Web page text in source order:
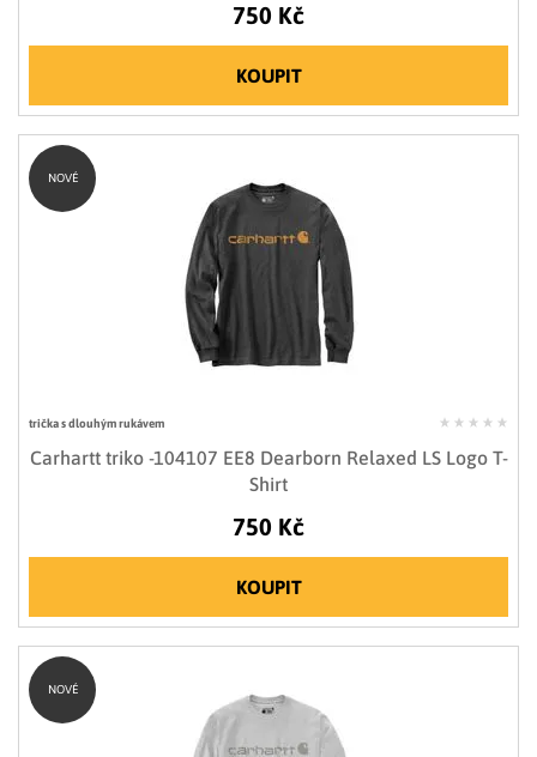
750 Kč
KOUPIT
trička s dlouhým rukávem
Carhartt triko -104107 EE8 Dearborn Relaxed LS Logo T-
Shirt
750 Kč
KOUPIT
NOVÉ
NOVÉ